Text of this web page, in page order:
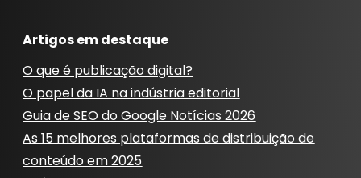
Artigos em destaque
O que é publicação digital?
O papel da IA ​​na indústria editorial
Guia de SEO do Google Notícias 2026
As 15 melhores plataformas de distribuição de
conteúdo em 2025